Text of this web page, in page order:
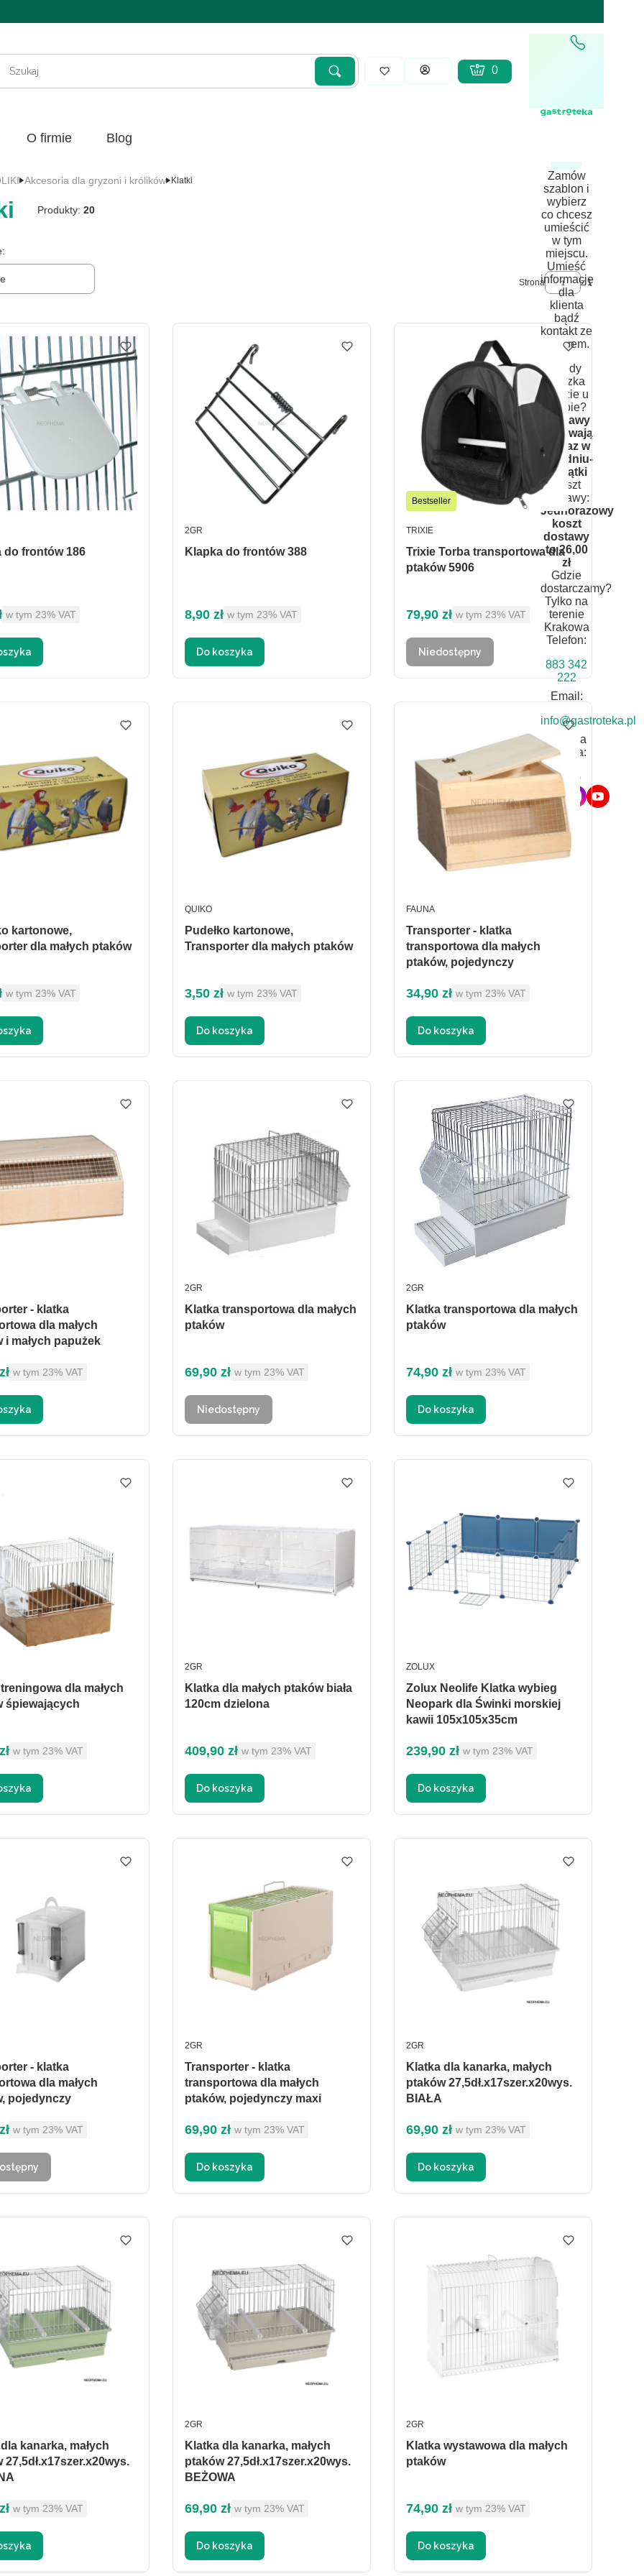
WyczyśćSzukaj Zaloguj się
Produkty w koszyku: 0. Zobacz
Koszyk
Zamów
szablon i
wybierz
co chcesz
umieścić
w tym
miejscu.
Umieść
informację
dla
klienta
bądź
kontakt ze
sklepem.
Kiedy
paczka
będzie u
Ciebie?
Dostawy
odbywają
się raz w
tygodniu-
w piątki
Koszt
dostawy:
Jednorazowy
koszt
dostawy
to 26,00
zł
Gdzie
dostarczamy?
Tylko na
terenie
Krakowa
Telefon:
883 342
222
Email:
info@gastroteka.pl
Infolinia
czynna:
16:00
O firmie Blog
Akcesoria dla gryzoni i królików Klatki
Produkty: 20
Strona z 1
do frontów 186
w tym %s VAT
w tym 23% VAT
Klapka do frontów 388
PRODUCENT
2GR
Cena brutto
8,90 zł w tym %s VAT
w tym 23% VAT
Do koszyka
Bestseller
Trixie Torba transportowa dla
ptaków 5906
PRODUCENT
TRIXIE
Cena brutto
79,90 zł w tym %s VAT
w tym 23% VAT
Niedostępny
kartonowe,
dla małych ptaków
w tym %s VAT
w tym 23% VAT
Pudełko kartonowe,
Transporter dla małych ptaków
PRODUCENT
QUIKO
Cena brutto
3,50 zł w tym %s VAT
w tym 23% VAT
Do koszyka
Transporter - klatka
transportowa dla małych
ptaków, pojedynczy
PRODUCENT
FAUNA
Cena brutto
34,90 zł w tym %s VAT
w tym 23% VAT
Do koszyka
- klatka
dla małych
i małych papużek
w tym %s VAT
w tym 23% VAT
Klatka transportowa dla małych
ptaków
PRODUCENT
2GR
Cena brutto
69,90 zł w tym %s VAT
w tym 23% VAT
Niedostępny
Klatka transportowa dla małych
ptaków
PRODUCENT
2GR
Cena brutto
74,90 zł w tym %s VAT
w tym 23% VAT
Do koszyka
dla małych
śpiewających
w tym %s VAT
w tym 23% VAT
Klatka dla małych ptaków biała
120cm dzielona
PRODUCENT
2GR
Cena brutto
409,90 zł w tym %s VAT
w tym 23% VAT
Do koszyka
Zolux Neolife Klatka wybieg
Neopark dla Świnki morskiej
kawii 105x105x35cm
PRODUCENT
ZOLUX
Cena brutto
239,90 zł w tym %s VAT
w tym 23% VAT
Do koszyka
- klatka
dla małych
pojedynczy
w tym %s VAT
w tym 23% VAT
Transporter - klatka
transportowa dla małych
ptaków, pojedynczy maxi
PRODUCENT
2GR
Cena brutto
69,90 zł w tym %s VAT
w tym 23% VAT
Do koszyka
Klatka dla kanarka, małych
ptaków 27,5dł.x17szer.x20wys.
BIAŁA
PRODUCENT
2GR
Cena brutto
69,90 zł w tym %s VAT
w tym 23% VAT
Do koszyka
kanarka, małych
27,5dł.x17szer.x20wys.
w tym %s VAT
w tym 23% VAT
Klatka dla kanarka, małych
ptaków 27,5dł.x17szer.x20wys.
BEŻOWA
PRODUCENT
2GR
Cena brutto
69,90 zł w tym %s VAT
w tym 23% VAT
Do koszyka
Klatka wystawowa dla małych
ptaków
PRODUCENT
2GR
Cena brutto
74,90 zł w tym %s VAT
w tym 23% VAT
Do koszyka